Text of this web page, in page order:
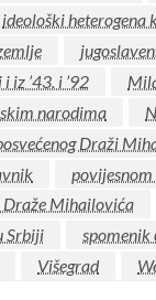
ideološki heterogena
iz ’43. i ’92
narodima
Draži
Mihailovića
Srbiji
Višegrad